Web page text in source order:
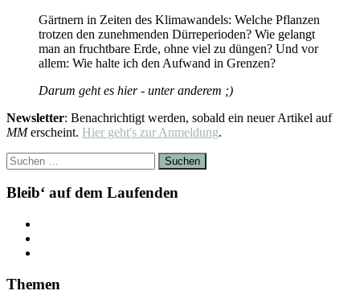
Gärtnern in Zeiten des Klimawandels: Welche Pflanzen
trotzen den zunehmenden Dürreperioden? Wie gelangt
man an fruchtbare Erde, ohne viel zu düngen? Und vor
allem: Wie halte ich den Aufwand in Grenzen?
Darum geht es hier - unter anderem ;)
Newsletter: Benachrichtigt werden, sobald ein neuer Artikel auf
MMerscheint. Hier geht's zur Anmeldung.
Suchen
nach:
Bleib‘ auf dem Laufenden
Themen